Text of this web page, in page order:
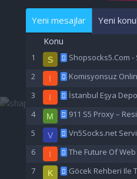
Yeni mesajlar Yeni
Konu
S Shopsocks5.Com -
I Komisyonsuz
I İstanbul Eşya
M 911 S5 Proxy –
V Vn5Socks.net
I The Future Of
K Göcek Rehberi Ile